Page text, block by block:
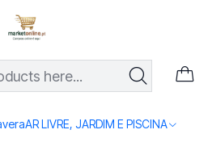
AR LIVRE, JARDIM E PISCINA
para casa, jardim e bricolage
COZINHA
PANELAS
NORMAL 0.75L